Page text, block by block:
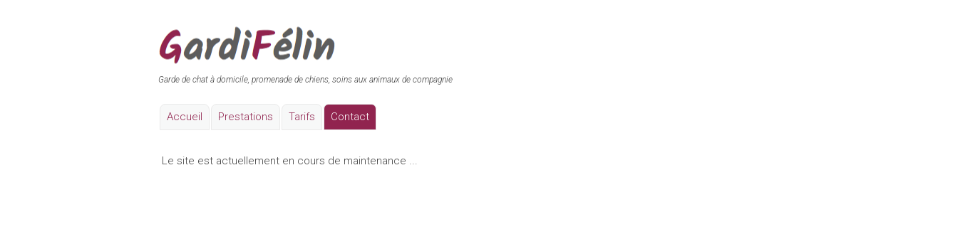
Garde de chat à domicile, promenade de chiens, soins aux animaux de compagnie
Accueil Prestations Tarifs Contact
Le site est actuellement en cours de maintenance ...